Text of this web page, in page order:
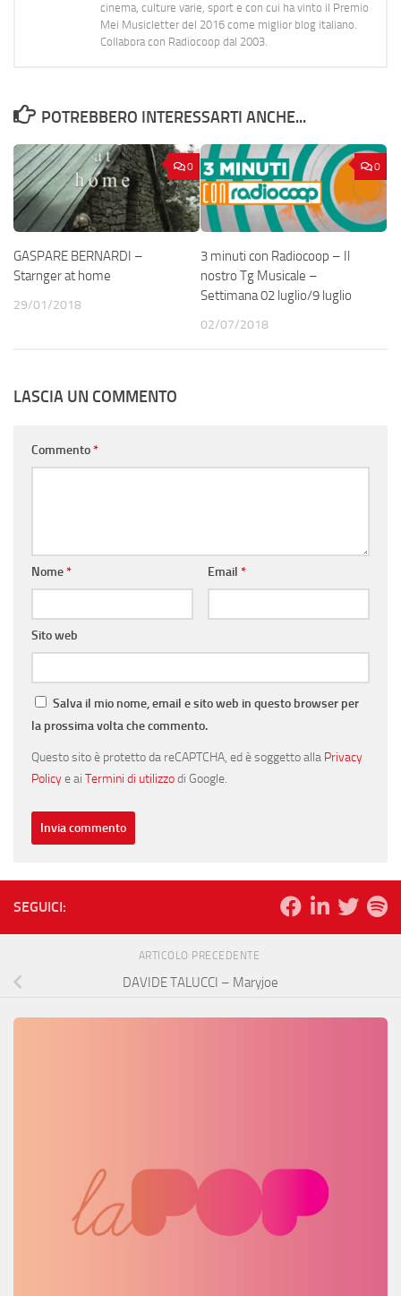
cinema, culture varie, sport e con cui ha vinto il Premio
Mei Musicletter del 2016 come miglior blog italiano.
Collabora con Radiocoop dal 2003.
POTREBBERO INTERESSARTI ANCHE...
0
GASPARE BERNARDI –
Starnger at home
29/01/2018
0
3 minuti con Radiocoop – Il
nostro Tg Musicale –
Settimana 02 luglio/9 luglio
02/07/2018
LASCIA UN COMMENTO
Commento*
Nome* Email *
Sito web
Salva il mio nome, email e sito web in questo browser per
la prossima volta che commento.
Questo sito è protetto da reCAPTCHA, ed è soggetto alla Privacy
Policye ai Termini di utilizzodi Google.
SEGUICI:
ARTICOLO PRECEDENTE
DAVIDE TALUCCI – Maryjoe